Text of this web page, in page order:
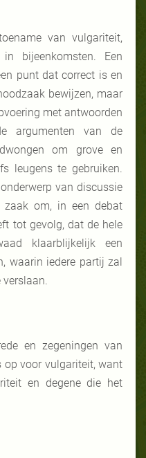
van vulgariteit,
bijeenkomsten. Een
punt dat correct is en
bewijzen, maar
met antwoorden
argumenten van de
om grove en
leugens te gebruiken.
van discussie
zaak om, in een debat
tot gevolg, dat de hele
klaarblijkelijk een
waarin iedere partij zal
en zegeningen van
op voor vulgariteit, want
en degene die het